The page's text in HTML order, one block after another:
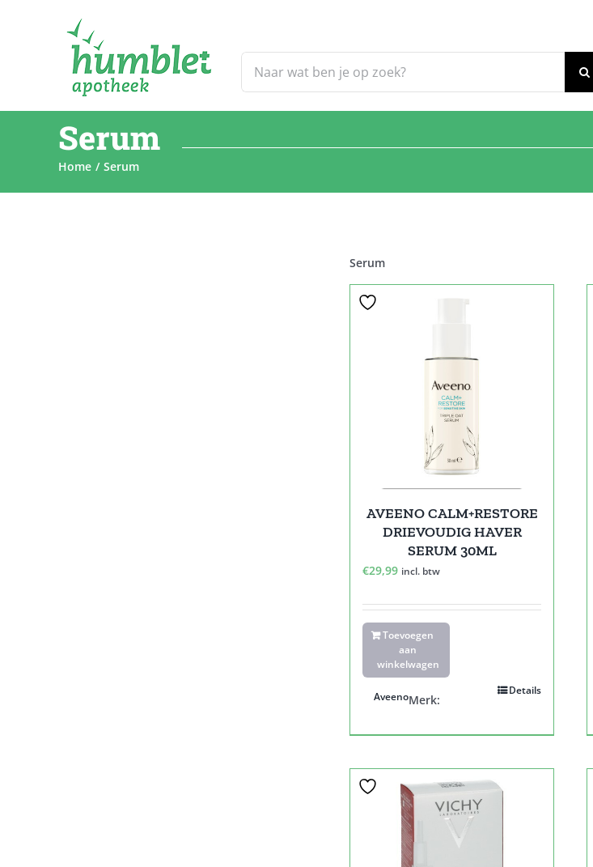
naar:
Serum
Home Serum
Serum
AVEENO CALM+RESTORE
DRIEVOUDIG HAVER
SERUM 30ML
€29,99 incl. btw
Toevoegen
aan
winkelwagen
Details
Merk:
Aveeno